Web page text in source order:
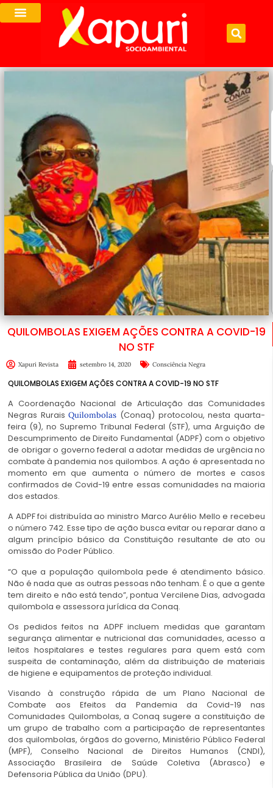
QUILOMBOLAS EXIGEM AÇÕES CONTRA A COVID-19
NO STF
Xapuri Revista setembro 14, 2020 Consciência Negra
QUILOMBOLAS EXIGEM AÇÕES CONTRA A COVID-19 NO STF
A Coordenação Nacional de Articulação das Comunidades
Negras RuraisQuilombolas (Conaq) protocolou, nesta quarta-
feira (9), no Supremo Tribunal Federal (STF), uma Arguição de
Descumprimento de Direito Fundamental (ADPF) com o objetivo
de obrigar o governo federal a adotar medidas de urgência no
combate à pandemia nos quilombos. A ação é apresentada no
momento em que aumenta o número de mortes e casos
confirmados de Covid-19 entre essas comunidades na maioria
dos estados.
A ADPF foi distribuída ao ministro Marco Aurélio Mello e recebeu
o número 742. Esse tipo de ação busca evitar ou reparar dano a
algum princípio básico da Constituição resultante de ato ou
omissão do Poder Público.
“O que a população quilombola pede é atendimento básico.
Não é nada que as outras pessoas não tenham. É o que a gente
tem direito e não está tendo”, pontua Vercilene Dias, advogada
quilombola e assessora jurídica da Conaq.
Os pedidos feitos na ADPF incluem medidas que garantam
segurança alimentar e nutricional das comunidades, acesso a
leitos hospitalares e testes regulares para quem está com
suspeita de contaminação, além da distribuição de materiais
de higiene e equipamentos de proteção individual.
Visando à construção rápida de um Plano Nacional de
Combate aos Efeitos da Pandemia da Covid-19 nas
Comunidades Quilombolas, a Conaq sugere a constituição de
um grupo de trabalho com a participação de representantes
dos quilombolas, órgãos do governo, Ministério Público Federal
(MPF), Conselho Nacional de Direitos Humanos (CNDI),
Associação Brasileira de Saúde Coletiva (Abrasco) e
Defensoria Pública da União (DPU).